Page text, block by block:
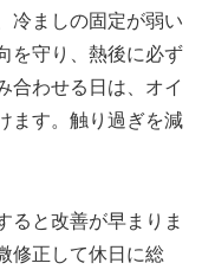
冷ましの固定が弱い
を守り、熱後に必ず
合わせる日は、オイ
ます。触り過ぎを減
ると改善が早まりま
修正して休日に総